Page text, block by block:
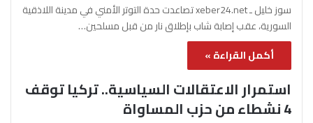
سوز خليل ـ xeber24.net تصاعدت حدة التوتر الأمني في مدينة اللاذقية
السورية، عقب إصابة شاب بإطلاق نار من قبل مسلحين…
أكمل القراءة »
استمرار الاعتقالات السياسية.. تركيا توقف
4 نشطاء من حزب المساواة